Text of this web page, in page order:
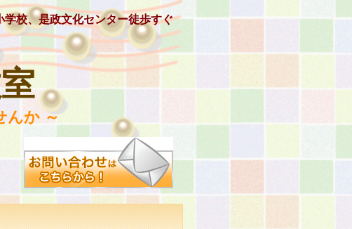
学校、是政文化センター徒歩すぐ
んか ～